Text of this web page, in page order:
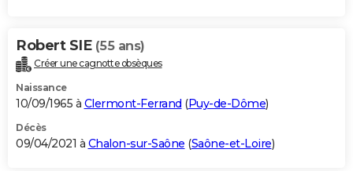
Robert SIE (55 ans)
Créer une cagnotte obsèques
Naissance
10/09/1965 à Clermont-Ferrand (Puy-de-Dôme)
Décès
09/04/2021 à Chalon-sur-Saône (Saône-et-Loire)